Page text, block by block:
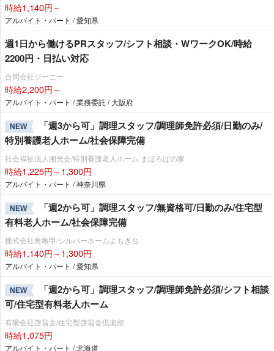
時給1,140円～
アルバイト・パート / 愛知県
週1日から働けるPRスタッフ/シフト相談・WワークOK/時給
2200円・日払い対応
合同会社ジーニー
時給2,200円～
アルバイト・パート / 業務委託 / 大阪府
NEW
「週3から可」調理スタッフ/調理師免許必須/日勤のみ/
特別養護老人ホーム/社会保障完備
社会福祉法人湘光会/特別養護老人ホーム まほろばの家
時給1,225円～1,300円
アルバイト・パート / 神奈川県
NEW
「週2から可」調理スタッフ/無資格可/日勤のみ/住宅型
有料老人ホーム/社会保障完備
株式会社角亀甲/シルバーホームよもぎ台
時給1,140円～1,300円
アルバイト・パート / 愛知県
NEW
「週2から可」調理スタッフ/調理師免許必須/シフト相談
可/住宅型有料老人ホーム
有限会社啓翁舎/住宅型啓翁舎倶楽部
時給1,075円
アルバイト・パート / 北海道